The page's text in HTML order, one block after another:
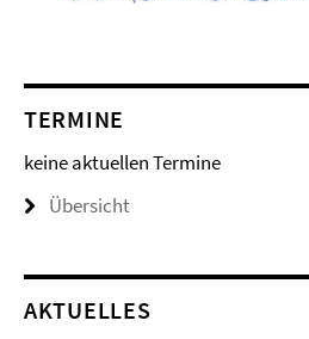
TERMINE
keine aktuellen Termine
Übersicht
AKTUELLES